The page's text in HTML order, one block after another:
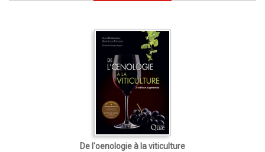
De l'oenologie à la viticulture